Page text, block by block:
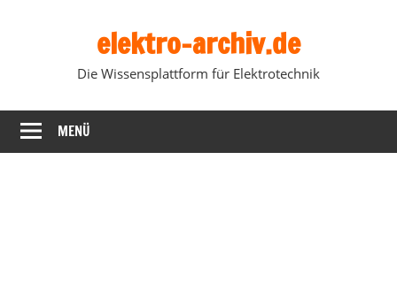
elektro-archiv.de
Die Wissensplattform für Elektrotechnik
MENÜ